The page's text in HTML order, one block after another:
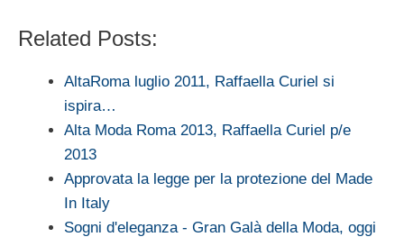
Related Posts:
AltaRoma luglio 2011, Raffaella Curiel si
ispira…
Alta Moda Roma 2013, Raffaella Curiel p/e
2013
Approvata la legge per la protezione del Made
In Italy
Sogni d'eleganza - Gran Galà della Moda, oggi